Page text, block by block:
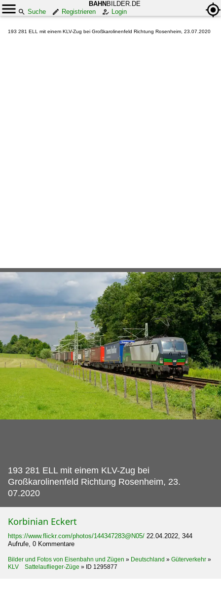
BAHN BILDER.DE
Suche
Registrieren Login
193 281 ELL mit einem KLV-Zug bei Großkarolinenfeld Richtung Rosenheim, 23.07.2020
193 281 ELL mit einem KLV-Zug bei
Großkarolinenfeld Richtung Rosenheim, 23.
07.2020
Korbinian Eckert
https://www.flickr.com/photos/144347283@N05/ 22.04.2022, 344
Aufrufe, 0 Kommentare
Bilder und Fotos von Eisenbahn und Zügen » Deutschland » Güterverkehr »
KLV Sattelauflieger-Züge » ID 1295877